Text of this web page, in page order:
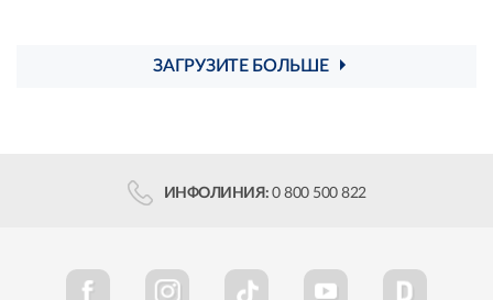
ЗАГРУЗИТЕ БОЛЬШЕ
ИНФОЛИНИЯ: 0 800 500 822